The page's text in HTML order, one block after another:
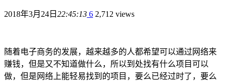
2018年3月24日 22:45:13 6 2,712 views
随着电子商务的发展，越来越多的人都希望可以通过网络来
赚钱，但是又不知道做什么，所以到处找有什么项目可以
做，但是网络上能轻易找到的项目，要么已经过时了，要么